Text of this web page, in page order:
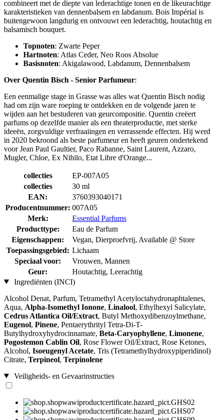
combineert met de diepte van lederachtige tonen en de likeurachtige
karakteristieken van dennenbalsem en labdanum. Bois Impérial is
buitengewoon langdurig en ontvouwt een lederachtig, houtachtig en
balsamisch bouquet.
Topnoten: Zwarte Peper
Hartnoten: Atlas Ceder, Neo Roos Absolue
Basisnoten: Akigalawood, Labdanum, Dennenbalsem
Over Quentin Bisch - Senior Parfumeur:
Een eenmalige stage in Grasse was alles wat Quentin Bisch nodig
had om zijn ware roeping te ontdekken en de volgende jaren te
wijden aan het bestuderen van geurcompositie. Quentin creëert
parfums op dezelfde manier als een theaterproductie, met sterke
ideeën, zorgvuldige verfraaiingen en verrassende effecten. Hij werd
in 2020 bekroond als beste parfumeur en heeft geuren ondertekend
voor Jean Paul Gaultier, Paco Rabanne, Saint Laurent, Azzaro,
Mugler, Chloe, Ex Nihilo, Etat Libre d'Orange...
collecties
EP-007A05
collecties
30 ml
EAN:
3760393040171
Producentnummer: 007A05
Merk:
Essential Parfums
Producttype:
Eau de Parfum
Eigenschappen:
Vegan, Dierproefvrij, Available @ Store
Toepassingsgebied: Lichaam
Speciaal voor:
Vrouwen, Mannen
Geur:
Houtachtig, Leerachtig
Ingrediënten (INCI)
Alcohol Denat, Parfum, Tetramethyl Acetyloctahydronaphtalenes,
Aqua, Alpha-Isomethyl Ionone, Linalool, Ethylhexyl Salicylate,
Cedrus Atlantica Oil/Extract, Butyl Methoxydibenzoylmethane,
Eugenol, Pinene, Pentaerythrityl Tetra-Di-T-
Butylhydroxyhydrocinnamate, Beta-Caryophyllene, Limonene,
Pogostemon Cablin Oil, Rose Flower Oil/Extract, Rose Ketones,
Alcohol, Isoeugenyl Acetate, Tris (Tetramethylhydroxypiperidinol)
Citrate, Terpineol, Terpinolene
Veiligheids- en Gevaarinstructies